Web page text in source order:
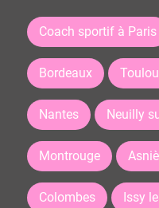
Coach sportif à Paris
Bordeaux
Nantes Neuilly
Montrouge
Colombes Issy